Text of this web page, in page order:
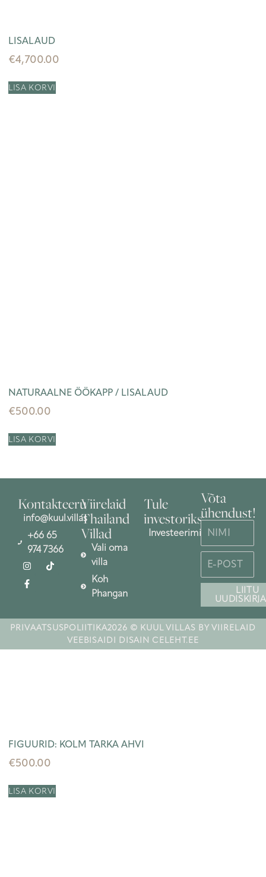
LISALAUD
€4,700.00
LISA KORVI
NATURAALNE ÖÖKAPP / LISALAUD
€500.00
LISA KORVI
FIGUURID: KOLM TARKA AHVI
€500.00
LISA KORVI
Kontakteeru
info@kuul.villas
+66 65
974 7366
Viirelaid
Thailand
Villad
Vali oma
villa
Koh
Phangan
Tule
investoriks
Investeerimisvõimalused
Võta
ühendust!
LIITU
PRIVAATSUSPOLIITIKA2026 © KUUL VILLAS BY VIIRELAID
VEEBISAIDI DISAIN CELEHT.EE